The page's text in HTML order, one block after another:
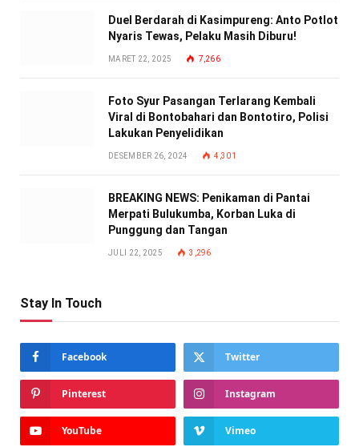
Duel Berdarah di Kasimpureng: Anto Potlot
Nyaris Tewas, Pelaku Masih Diburu!
MARET 22, 2025 7,266
Foto Syur Pasangan Terlarang Kembali
Viral di Bontobahari dan Bontotiro, Polisi
Lakukan Penyelidikan
DESEMBER 26, 2024 4,301
BREAKING NEWS: Penikaman di Pantai
Merpati Bulukumba, Korban Luka di
Punggung dan Tangan
JULI 22, 2025 3,296
Stay In Touch
Facebook Twitter
Pinterest Instagram
YouTube Vimeo